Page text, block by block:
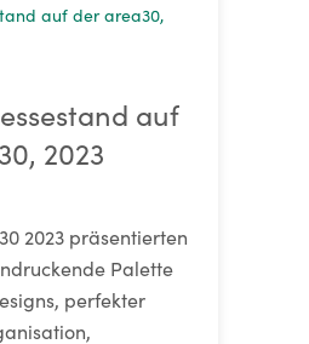
auf der area30,
auf
2023
2023 präsentierten
Palette
perfekter